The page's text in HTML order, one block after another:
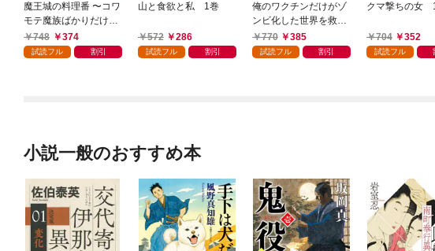
魔王城の料理番 〜コワ
モテ魔族ばかりだけ
ど、ホワイトな職場で
す〜 1巻
748 374
試読フル 割引
山と食欲と私 1巻
572 286
試読フル 割引
俺のワクチンだけがゾ
ンビ化した世界を救え
る 1巻
770 385
試読フル 割引
クマ撃ちの女
704 352
試読フル
小説一般のおすすめ本